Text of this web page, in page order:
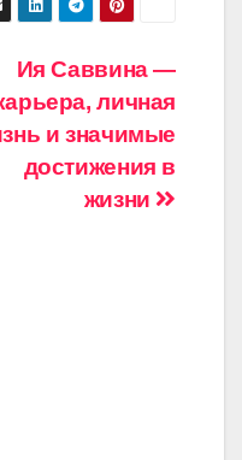
Ия Саввина —
личная
и значимые
достижения в
жизни